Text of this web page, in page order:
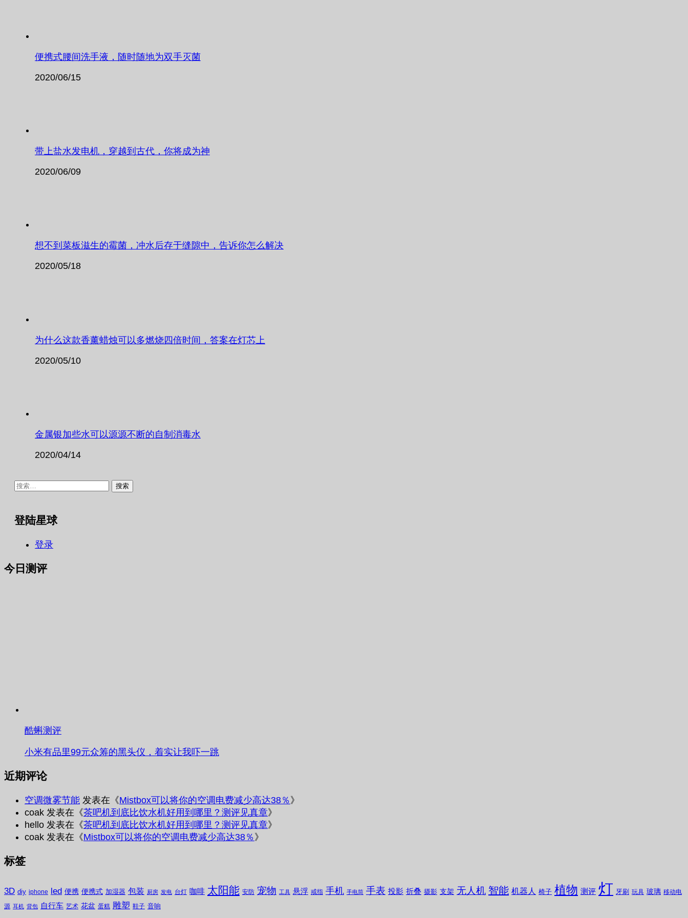
便携式腰间洗手液，随时随地为双手灭菌
2020/06/15
带上盐水发电机，穿越到古代，你将成为神
2020/06/09
想不到菜板滋生的霉菌，冲水后存于缝隙中，告诉你怎么解决
2020/05/18
为什么这款香薰蜡烛可以多燃烧四倍时间，答案在灯芯上
2020/05/10
金属银加些水可以源源不断的自制消毒水
2020/04/14
搜
登陆星球
登录
今日测评
酷蝌测评
小米有品里99元众筹的黑头仪，着实让我吓一跳
近期评论
空调微雾节能 发表在《Mistbox可以将你的空调电费减少高达38％ 》
coak 发表在《茶吧机到底比饮水机好用到哪里？测评见真章》
hello 发表在《茶吧机到底比饮水机好用到哪里？测评见真章》
coak 发表在《Mistbox可以将你的空调电费减少高达38％ 》
标签
3D diy iphone led 便携 便携式 加湿器 包装 厨房 发电 台灯 咖啡 太阳能 安防 宠物 工具 悬浮 戒指 手机 手电筒 手表 投影 折叠 摄影 支架 无人机 智能 机器人 椅子 植物 测评 灯 牙刷 玩具 玻璃 移动电
源 耳机 背包 自行车 艺术 花盆 蛋糕 雕塑 鞋子 音响